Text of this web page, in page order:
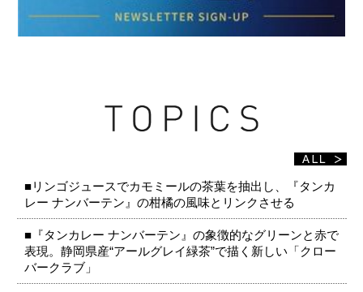
■リンゴジュースでカモミールの茶葉を抽出し、『タンカ
レー ナンバーテン』の柑橘の風味とリンクさせる
■『タンカレー ナンバーテン』の象徴的なグリーンと赤で
表現。静岡県産“アールグレイ緑茶”で描く新しい「クロー
バークラブ」